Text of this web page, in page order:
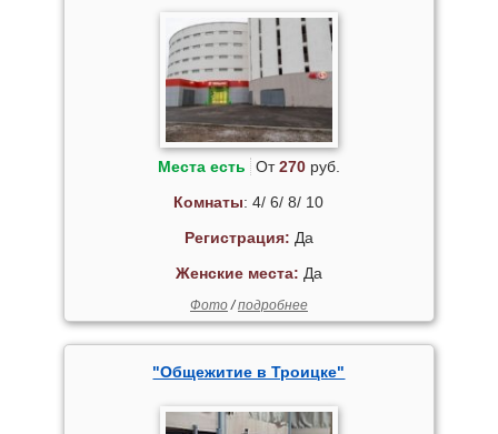
Места есть От270руб.
Комнаты: 4/ 6/ 8/ 10
Регистрация: Да
Женские места: Да
Фото/подробнее
"Общежитие в Троицке"